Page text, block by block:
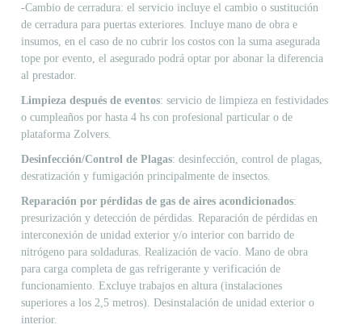
-Cambio de cerradura: el servicio incluye el cambio o sustitución
de cerradura para puertas exteriores. Incluye mano de obra e
insumos, en el caso de no cubrir los costos con la suma asegurada
tope por evento, el asegurado podrá optar por abonar la diferencia
al prestador.
Limpieza después de eventos: servicio de limpieza en festividades
o cumpleaños por hasta 4 hs con profesional particular o de
plataforma Zolvers.
Desinfección/Control de Plagas: desinfección, control de plagas,
desratización y fumigación principalmente de insectos.
Reparación por pérdidas de gas de aires acondicionados:
presurización y detección de pérdidas. Reparación de pérdidas en
interconexión de unidad exterior y/o interior con barrido de
nitrógeno para soldaduras. Realización de vacío. Mano de obra
para carga completa de gas refrigerante y verificación de
funcionamiento. Excluye trabajos en altura (instalaciones
superiores a los 2,5 metros). Desinstalación de unidad exterior o
interior.